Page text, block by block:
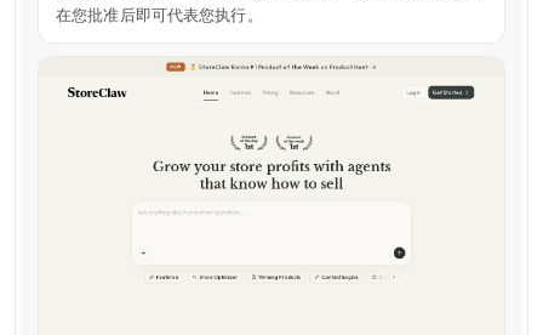
在您批准后即可代表您执行。